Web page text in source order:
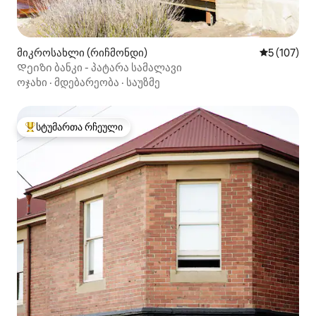
მიკროსახლი (რიჩმონდი) საშუალო
5 (107)
Დეიზი ბანკი - პატარა სამალავი
ოჯახი · მდებარეობა · საუზმე
სტუმართა რჩეული მოწინავე ვარიანტი
სტუმართა რჩეული